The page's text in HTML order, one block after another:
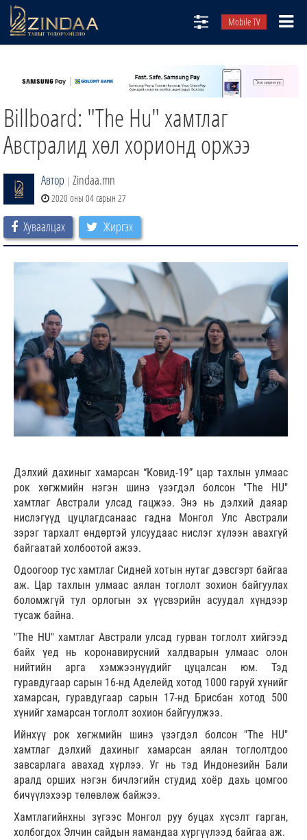
Mobile TV
ТВ8
ӨГЛӨӨНИЙ СОНИН
ЗИНДАА СЭТГҮҮЛ
Billboard: "The Hu" хамтлаг
Австралид хөл хорионд оржээ
Автор | Zindaa.mn
2020 оны 04 сарын 27
Хуваалцах Жиргэх
Дэлхий дахиныг хамарсан “Ковид-19” цар тахлын улмаас
рок хөгжмийн нэгэн шинэ үзэгдэл болсон "The HU"
хамтлаг Австрали улсад гацжээ. Энэ нь дэлхий даяар
нислэгүүд цуцлагдсанаас гадна Монгол Улс Австрали
зэрэг тархалт өндөртэй улсуудаас нислэг хүлээн авахгүй
байгаатай холбоотой ажээ.
Одоогоор тус хамтлаг Сидней хотын нутаг дэвсгэрт байгаа
аж. Цар тахлын улмаас аялан тоглолт зохион байгуулах
боломжгүй тул орлогын эх үүсвэрийн асуудал хүндээр
тусаж байна.
"The HU" хамтлаг Австрали улсад гурван тоглолт хийгээд
байх үед нь коронавирусний халдварын улмаас олон
нийтийн арга хэмжээнүүдийг цуцалсан юм. Тэд
гуравдугаар сарын 16-нд Аделейд хотод 1000 гаруй хүнийг
хамарсан, гуравдугаар сарын 17-нд Брисбан хотод 500
хүнийг хамарсан тоглолт зохион байгуулжээ.
Ийнхүү рок хөгжмийн шинэ үзэгдэл болсон "The HU"
хамтлаг дэлхий дахиныг хамарсан аялан тоглолтдоо
завсарлага авахад хүрлээ. Уг нь тэд Индонезийн Бали
аралд орших нэгэн бичлэгийн студид хоёр дахь цомгоо
бичүүлэхээр төлөвлөж байжээ.
Хамтлагийнхны зүгээс Монгол руу буцах хүсэлт гарган,
холбогдох Элчин сайдын яамандаа хүргүүлээд байгаа аж.